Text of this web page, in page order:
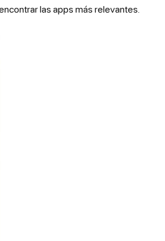
las apps más relevantes.